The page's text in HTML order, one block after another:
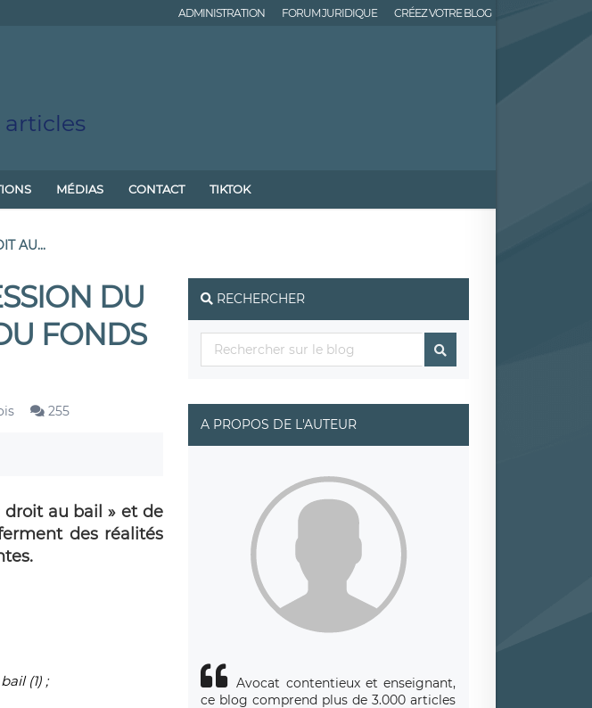
ADMINISTRATION FORUM JURIDIQUE CRÉEZ VOTRE BLOG
MÉDIAS CONTACT TIKTOK
AU...
DU
FONDS
255
droit au bail » et de
des réalités
(1) ;
RECHERCHER
A PROPOS DE L'AUTEUR
Avocat contentieux et enseignant,
ce blog comprend plus de 3.000 articles